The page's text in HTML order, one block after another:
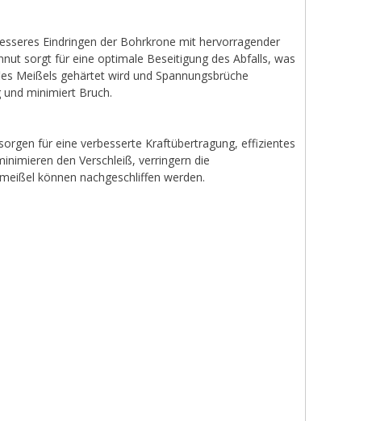
Eindringen der Bohrkrone mit hervorragender
sorgt für eine optimale Beseitigung des Abfalls, was
Meißels gehärtet wird und Spannungsbrüche
minimiert Bruch.
für eine verbesserte Kraftübertragung, effizientes
den Verschleiß, verringern die
können nachgeschliffen werden.